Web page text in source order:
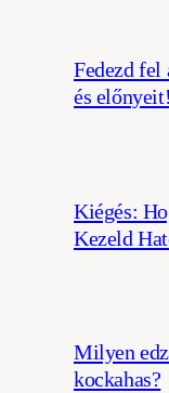
Fedezd fel
és előnyeit!
Kiégés:
Kezeld
Milyen
kockahas?